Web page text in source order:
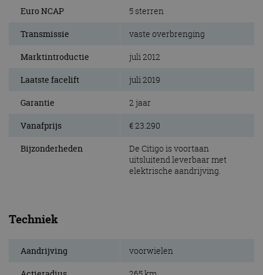
Euro NCAP 5 sterren
Transmissie vaste overbrenging
Marktintroductie juli 2012
Laatste facelift juli 2019
Garantie 2 jaar
Vanafprijs € 23.290
Bijzonderheden
De Citigo is voortaan
uitsluitend leverbaar met
elektrische aandrijving.
Techniek
Aandrijving voorwielen